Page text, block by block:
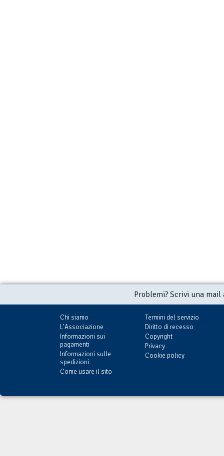
Problemi? Scrivi una
Chi siamo
L'Associazione
Informazioni sui
pagamenti
Informazioni sulle
spedizioni
Come usare il sito
Termini del servizio
Diritto di recesso
Copyright
Privacy
Cookie policy